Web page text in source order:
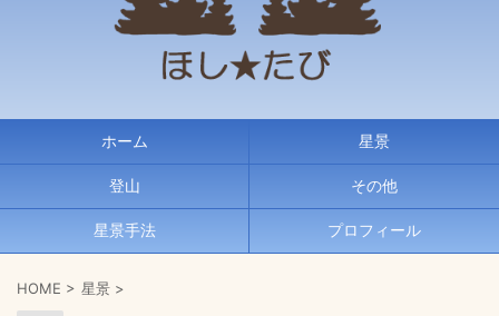
ホーム 星景
登山 その他
星景手法 プロフィール
HOME > 星景 >